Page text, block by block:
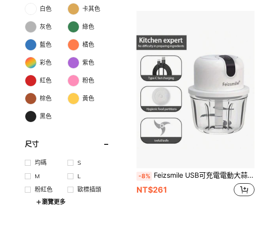
白色 卡其色
灰色 綠色
藍色 橘色
彩色 紫色
紅色 粉色
棕色 黃色
黑色
尺寸
均碼
S
M
L
粉紅色
歐標插頭
瀏覽更多
-8% Feizsmile USB可充電電動大蒜切碎機迷你食物處理機，不鏽鋼刀片，手持式大蒜研磨機大蒜泥機，適用於薑、洋蔥、辣椒、香料、肉類、嬰兒食品及其他食材，居家、露營、露營車、野餐、旅行與戶外燒烤的實用廚房幫手
NT$261